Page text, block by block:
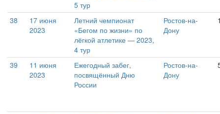
5 тур
38
17 июня
2023
Летний чемпионат
«Бегом по жизни» по
лёгкой атлетике — 2023,
4 тур
Ростов-на-
Дону
39
11 июня
2023
Ежегодный забег,
посвящённый Дню
России
Ростов-на-
Дону